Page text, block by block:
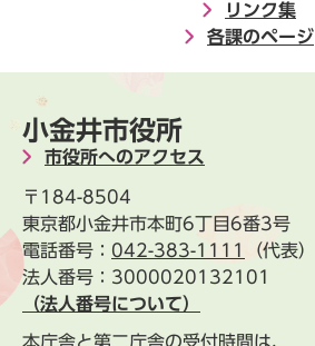
リンク集
各課のページ
小金井市役所
市役所へのアクセス
〒184-8504
東京都小金井市本町6丁目6番3号
電話番号： 042-383-1111
（代表）
法人番号：3000020132101
（法人番号について）
本庁舎と第二庁舎の受付時間は、